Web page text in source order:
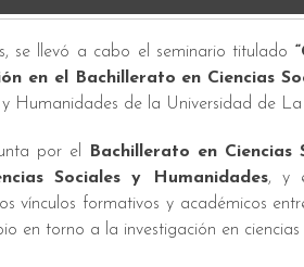
se llevó a cabo el seminario titulado
en el Bachillerato en Ciencias
Humanidades de la Universidad de
por el Bachillerato en Ciencias
Sociales y Humanidades, y
vínculos formativos y académicos
en torno a la investigación en ciencias